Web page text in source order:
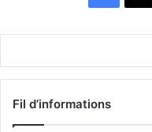
Fil d’informations